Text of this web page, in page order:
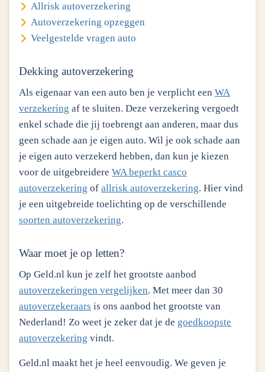
Allrisk autoverzekering
Autoverzekering opzeggen
Veelgestelde vragen auto
Dekking autoverzekering
Als eigenaar van een auto ben je verplicht een WA
verzekering af te sluiten. Deze verzekering vergoedt
enkel schade die jij toebrengt aan anderen, maar dus
geen schade aan je eigen auto. Wil je ook schade aan
je eigen auto verzekerd hebben, dan kun je kiezen
voor de uitgebreidere WA beperkt casco
autoverzekering of allrisk autoverzekering. Hier vind
je een uitgebreide toelichting op de verschillende
soorten autoverzekering.
Waar moet je op letten?
Op Geld.nl kun je zelf het grootste aanbod
autoverzekeringen vergelijken. Met meer dan 30
autoverzekeraars is ons aanbod het grootste van
Nederland! Zo weet je zeker dat je de goedkoopste
autoverzekering vindt.
Geld.nl maakt het je heel eenvoudig. We geven je